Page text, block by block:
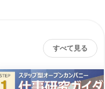
すべて見る